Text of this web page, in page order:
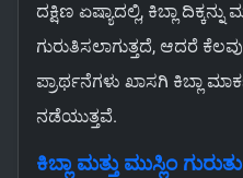
ದಕ್ಷಿಣ ಏಷ್ಯಾದಲ್ಲಿ, ಕಿಬ್ಲಾ
ಗುರುತಿಸಲಾಗುತ್ತದೆ, ಆದರೆ
ಪ್ರಾರ್ಥನೆಗಳು ಖಾಸಗಿ ಕಿಬ್ಲಾ
ನಡೆಯುತ್ತವೆ.
ಕಿಬ್ಲಾ ಮತ್ತು ಮುಸ್ಲಿಂ ಗುರುತು